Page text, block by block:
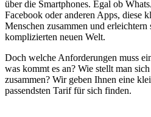
über die Smartphones. Egal ob
Facebook oder anderen Apps, diese
Menschen zusammen und erleichtern
komplizierten neuen Welt.
Doch welche Anforderungen muss
was kommt es an? Wie stellt man
zusammen? Wir geben Ihnen eine
passendsten Tarif für sich finden.